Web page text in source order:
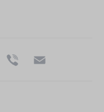
WhatsApp
Viber